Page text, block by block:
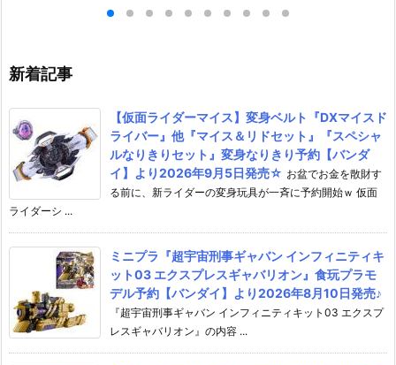
【マックスファクトリー】より
新着記事
【仮面ライダーマイス】変身ベルト『DXマイスド
ライバー』他『マイス＆リドセット』『スペシャ
ルなりきりセット』変身なりきり予約【バンダ
イ】より2026年9月5日発売☆ お盆でお金を散財す
る前に、新ライダーの変身玩具が一斉に予約開始ｗ 仮面
ライダーシ ...
ミニプラ『超宇宙刑事ギャバン インフィニティキ
ット03 エクスプレスギャバリオン』食玩プラモ
デル予約【バンダイ】より2026年8月10日発売♪
『超宇宙刑事ギャバン インフィニティキット03 エクスプ
レスギャバリオン』の内容 ...